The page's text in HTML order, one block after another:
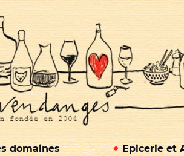
domaines Epicerie et